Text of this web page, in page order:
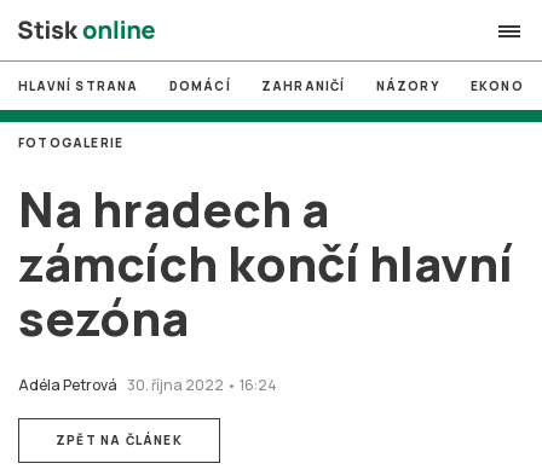
search
# MUNI
# Brno
# volby
login PŘIHLÁSIT SE
HLAVNÍ STRANA DOMÁCÍ ZAHRANIČÍ NÁZORY
Na hradech a
zámcích končí hlavní
sezóna
Adéla Petrová 30. října 2022 • 16:24
FOTOGALERIE
ZPĚT NA ČLÁNEK